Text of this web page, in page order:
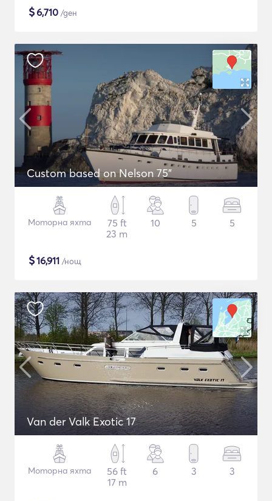
$6,710 /ден
Custom based on Nelson 75"
Моторна яхта
75 ft
23 m
10 5 5
$16,911 /нощ
Van der Valk Exotic 17
Моторна яхта
56 ft
17 m
6 3 3